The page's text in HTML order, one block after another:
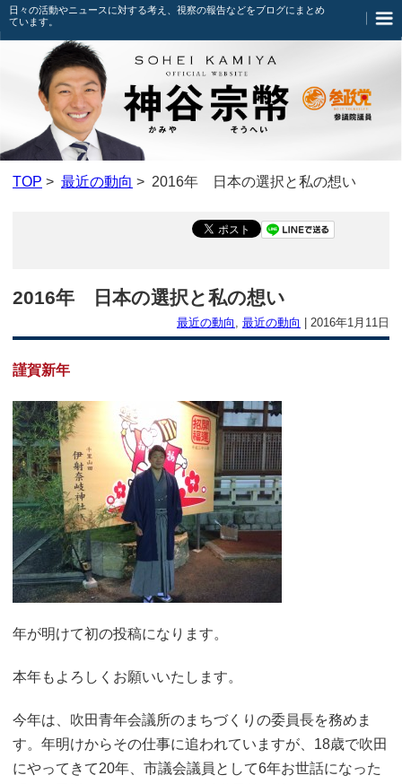
日々の活動やニュースに対する考え、視察の報告などをブログにまとめ
ています。
TOP > 最近の動向 > 2016年 日本の選択と私の想い
2016年 日本の選択と私の想い
最近の動向 , 最近の動向 2016年1月11日
謹賀新年
年が明けて初の投稿になります。
本年もよろしくお願いいたします。
今年は、吹田青年会議所のまちづくりの委員長を務めま
す。年明けからその仕事に追われていますが、18歳で吹田
にやってきて20年、市議会議員として6年お世話になった